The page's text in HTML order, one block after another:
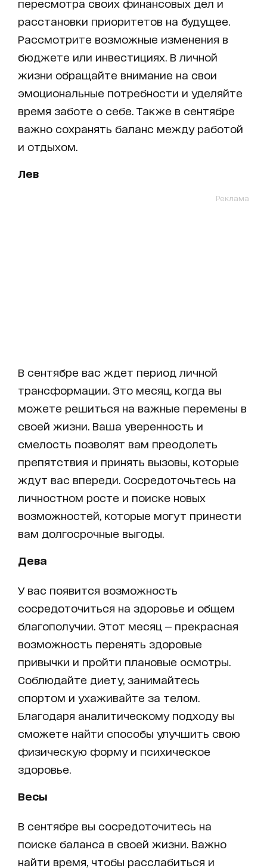
пересмотра своих финансовых дел и
расстановки приоритетов на будущее.
Рассмотрите возможные изменения в
бюджете или инвестициях. В личной
жизни обращайте внимание на свои
эмоциональные потребности и уделяйте
время заботе о себе. Также в сентябре
важно сохранять баланс между работой
и отдыхом.
Лев
Реклама
В сентябре вас ждет период личной
трансформации. Это месяц, когда вы
можете решиться на важные перемены в
своей жизни. Ваша уверенность и
смелость позволят вам преодолеть
препятствия и принять вызовы, которые
ждут вас впереди. Сосредоточьтесь на
личностном росте и поиске новых
возможностей, которые могут принести
вам долгосрочные выгоды.
Дева
У вас появится возможность
сосредоточиться на здоровье и общем
благополучии. Этот месяц — прекрасная
возможность перенять здоровые
привычки и пройти плановые осмотры.
Соблюдайте диету, занимайтесь
спортом и ухаживайте за телом.
Благодаря аналитическому подходу вы
сможете найти способы улучшить свою
физическую форму и психическое
здоровье.
Весы
В сентябре вы сосредоточитесь на
поиске баланса в своей жизни. Важно
найти время, чтобы расслабиться и